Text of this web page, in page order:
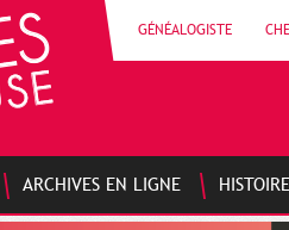
GÉNÉALOGISTE
ARCHIVES EN LIGNE